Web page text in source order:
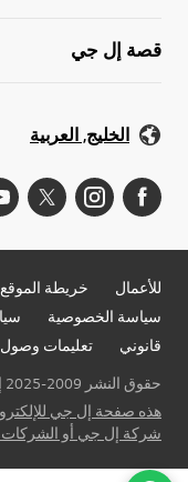
قصة إل جي
الخليج, العربية
للأعمال خريطة الموقع
سياسة الخصوصية
قانوني
تعليمات وصول
حقوق النشر 2009-2025 إل جي للإلكترونيات. جميع الحقوق محفوظة
هذه صفحة إل جي
شركة إل جي أو الشركات